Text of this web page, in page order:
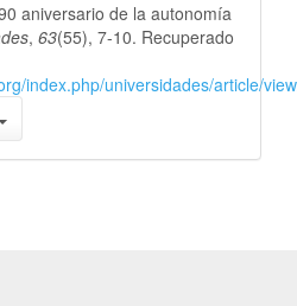
aniversario de la autonomía
, 63(55), 7-10. Recuperado
index.php/universidades/article/